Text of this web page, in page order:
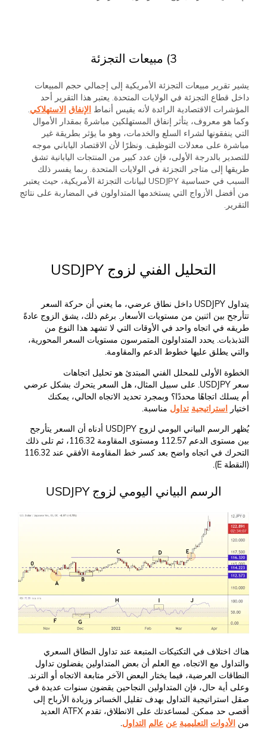
3) مبيعات التجزئة
يشير تقرير مبيعات التجزئة الأمريكية إلى إجمالي حجم المبيعات
داخل قطاع التجزئة في الولايات المتحدة. يعتبر هذا التقرير أحد
المؤشرات الاقتصادية الرائدة لأنه يقيس أنماط الإنفاق الاستهلاكي.
وكما هو معروف، يتأثر إنفاق المستهلكين مباشرةً بمقدار الأموال
التي ينفقونها لشراء السلع والخدمات، وهو ما يؤثر بطريقة غير
مباشرة على معدلات التوظيف. ونظرًا لأن الاقتصاد الياباني موجه
للتصدير بالدرجة الأولى، فإن عدد كبير من المنتجات اليابانية تشق
طريقها إلى متاجر التجزئة في الولايات المتحدة. ربما يفسر ذلك
السبب في حساسية USDJPY لبيانات التجزئة الأمريكية، حيث يعتبر
من أفضل الأزواج التي يستخدمها المتداولون في المضاربة على نتائج
التقرير.
التحليل الفني لزوج USDJPY
يتداول USDJPY داخل نطاق عرضي، ما يعني أن حركة السعر
تتأرجح بين اثنين من مستويات الأسعار. برغم ذلك، يشق الزوج عادةً
طريقه في اتجاه واحد في الأوقات التي لا تشهد هذا النوع من
التذبذبات. يحدد المتداولون المتمرسون مستويات السعر المحورية،
والتي يطلق عليها خطوط الدعم والمقاومة.
الخطوة الأولى للمحلل الفني المبتدئ هو تحليل اتجاهات
سعر USDJPY. على سبيل المثال، هل السعر يتحرك بشكل عرضي
أم يسلك اتجاهًا محددًا؟ وبمجرد تحديد الاتجاه الحالي، يمكنك
اختيار استراتيجية تداول مناسبة.
يُظهر الرسم البياني اليومي لزوج USDJPY أدناه أن السعر يتأرجح
بين مستوى الدعم 112.57 ومستوى المقاومة 116.32، ثم تلى ذلك
التحرك في اتجاه واضح بعد كسر خط المقاومة الأفقي عند 116.32
(النقطة E).
الرسم البياني اليومي لزوج USDJPY
هناك اختلاف في التكتيكات المتبعة عند تداول النطاق السعري
والتداول مع الاتجاه، مع العلم أن بعض المتداولين يفضلون تداول
النطاقات العرضية، فيما يختار البعض الآخر متابعة الاتجاه أو الترند.
وعلى أية حال، فإن المتداولين النجاحين يقضون سنوات عديدة في
صقل استراتيجية التداول بهدف تقليل الخسائر وزيادة الأرباح إلى
أقصى حد ممكن. لمساعدتك على الانطلاق، تقدم ATFX العديد
من الأدوات التعليمية عن عالم التداول.